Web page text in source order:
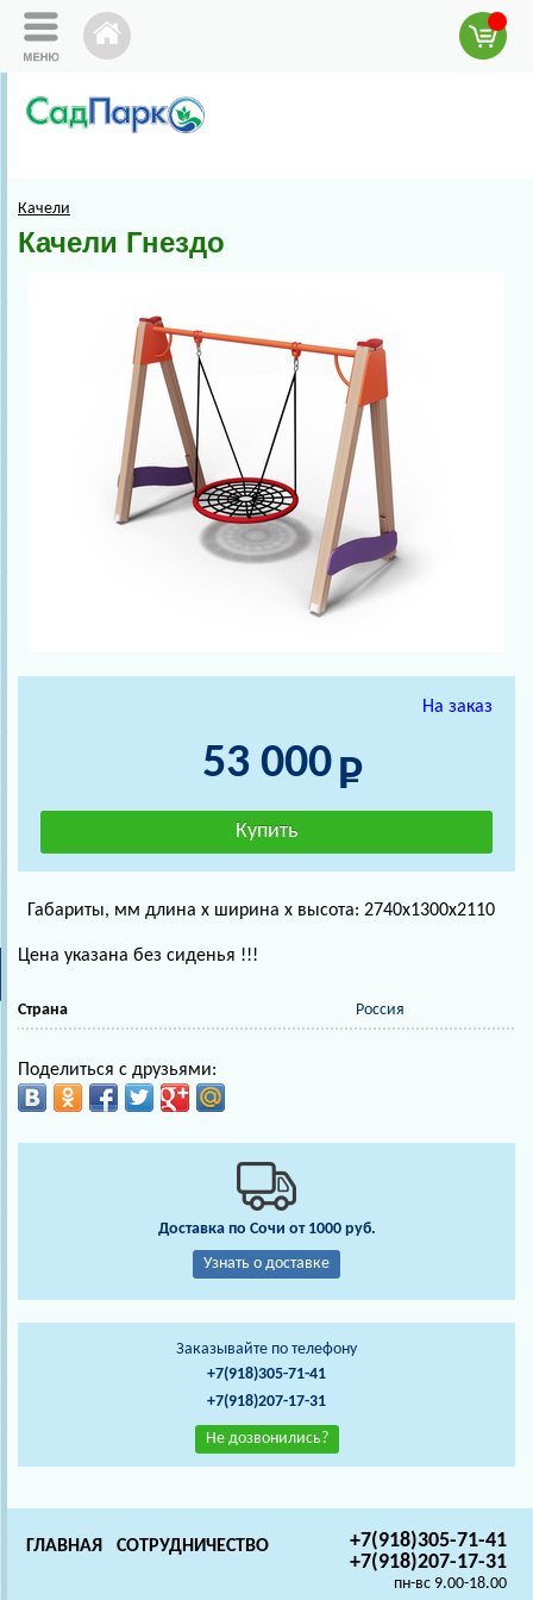
Качели
Качели Гнездо
На заказ
53 000
Габариты, мм длина х ширина х высота: 2740х1300х2110
Цена указана без сиденья !!!
Страна Россия
Поделиться с друзьями:
Доставка по Сочи от 1000 руб.
Узнать о доставке
Заказывайте по телефону
+7(918)305-71-41
+7(918)207-17-31
Не дозвонились?
+7(918)305-71-41
+7(918)207-17-31
пн-вс 9.00-18.00
ГЛАВНАЯ СОТРУДНИЧЕСТВО